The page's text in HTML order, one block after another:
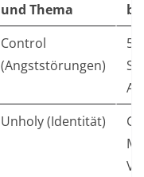
und Thema
Control
(Angststörungen)
Unholy (Identität)